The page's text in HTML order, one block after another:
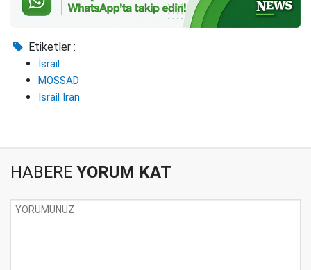
Etiketler :
İsrail
MOSSAD
İsrail İran
HABERE YORUM KAT